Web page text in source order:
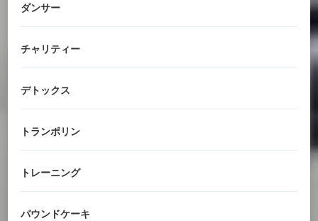
ダンサー
チャリティー
デトックス
トランポリン
トレーニング
パウンドケーキ